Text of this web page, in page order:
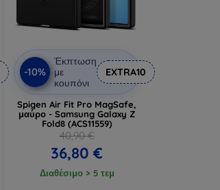
-10%
Έκπτωση
με
κουπόνι
EXTRA10
Spigen Air Fit Pro MagSafe,
μαύρο - Samsung Galaxy Z
Fold8 (ACS11559)
40,90 €
36,80 €
Διαθέσιμο > 5 τεμ